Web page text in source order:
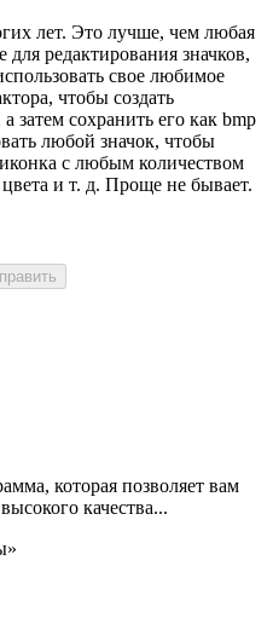
лет. Это лучше, чем любая
редактирования значков,
свое любимое
чтобы создать
затем сохранить его как bmp
любой значок, чтобы
иконка с любым количеством
и т. д. Проще не бывает.
которая позволяет вам
качества...